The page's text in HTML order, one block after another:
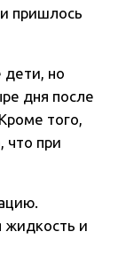
пришлось
дети, но
дня после
того,
что при
жидкость и